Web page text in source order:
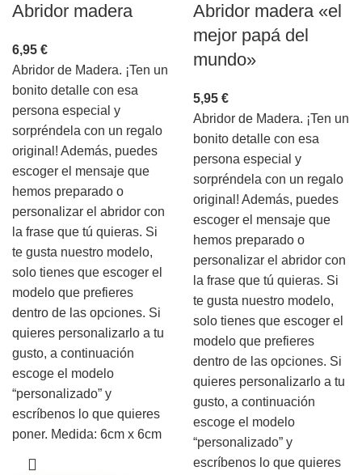
Abridor madera
6,95 €
Abridor de Madera. ¡Ten un
bonito detalle con esa
persona especial y
sorpréndela con un regalo
original! Además, puedes
escoger el mensaje que
hemos preparado o
personalizar el abridor con
la frase que tú quieras. Si
te gusta nuestro modelo,
solo tienes que escoger el
modelo que prefieres
dentro de las opciones. Si
quieres personalizarlo a tu
gusto, a continuación
escoge el modelo
“personalizado” y
escríbenos lo que quieres
poner. Medida: 6cm x 6cm
Abridor madera «el
mejor papá del
mundo»
5,95 €
Abridor de Madera. ¡Ten un
bonito detalle con esa
persona especial y
sorpréndela con un regalo
original! Además, puedes
escoger el mensaje que
hemos preparado o
personalizar el abridor con
la frase que tú quieras. Si
te gusta nuestro modelo,
solo tienes que escoger el
modelo que prefieres
dentro de las opciones. Si
quieres personalizarlo a tu
gusto, a continuación
escoge el modelo
“personalizado” y
escríbenos lo que quieres